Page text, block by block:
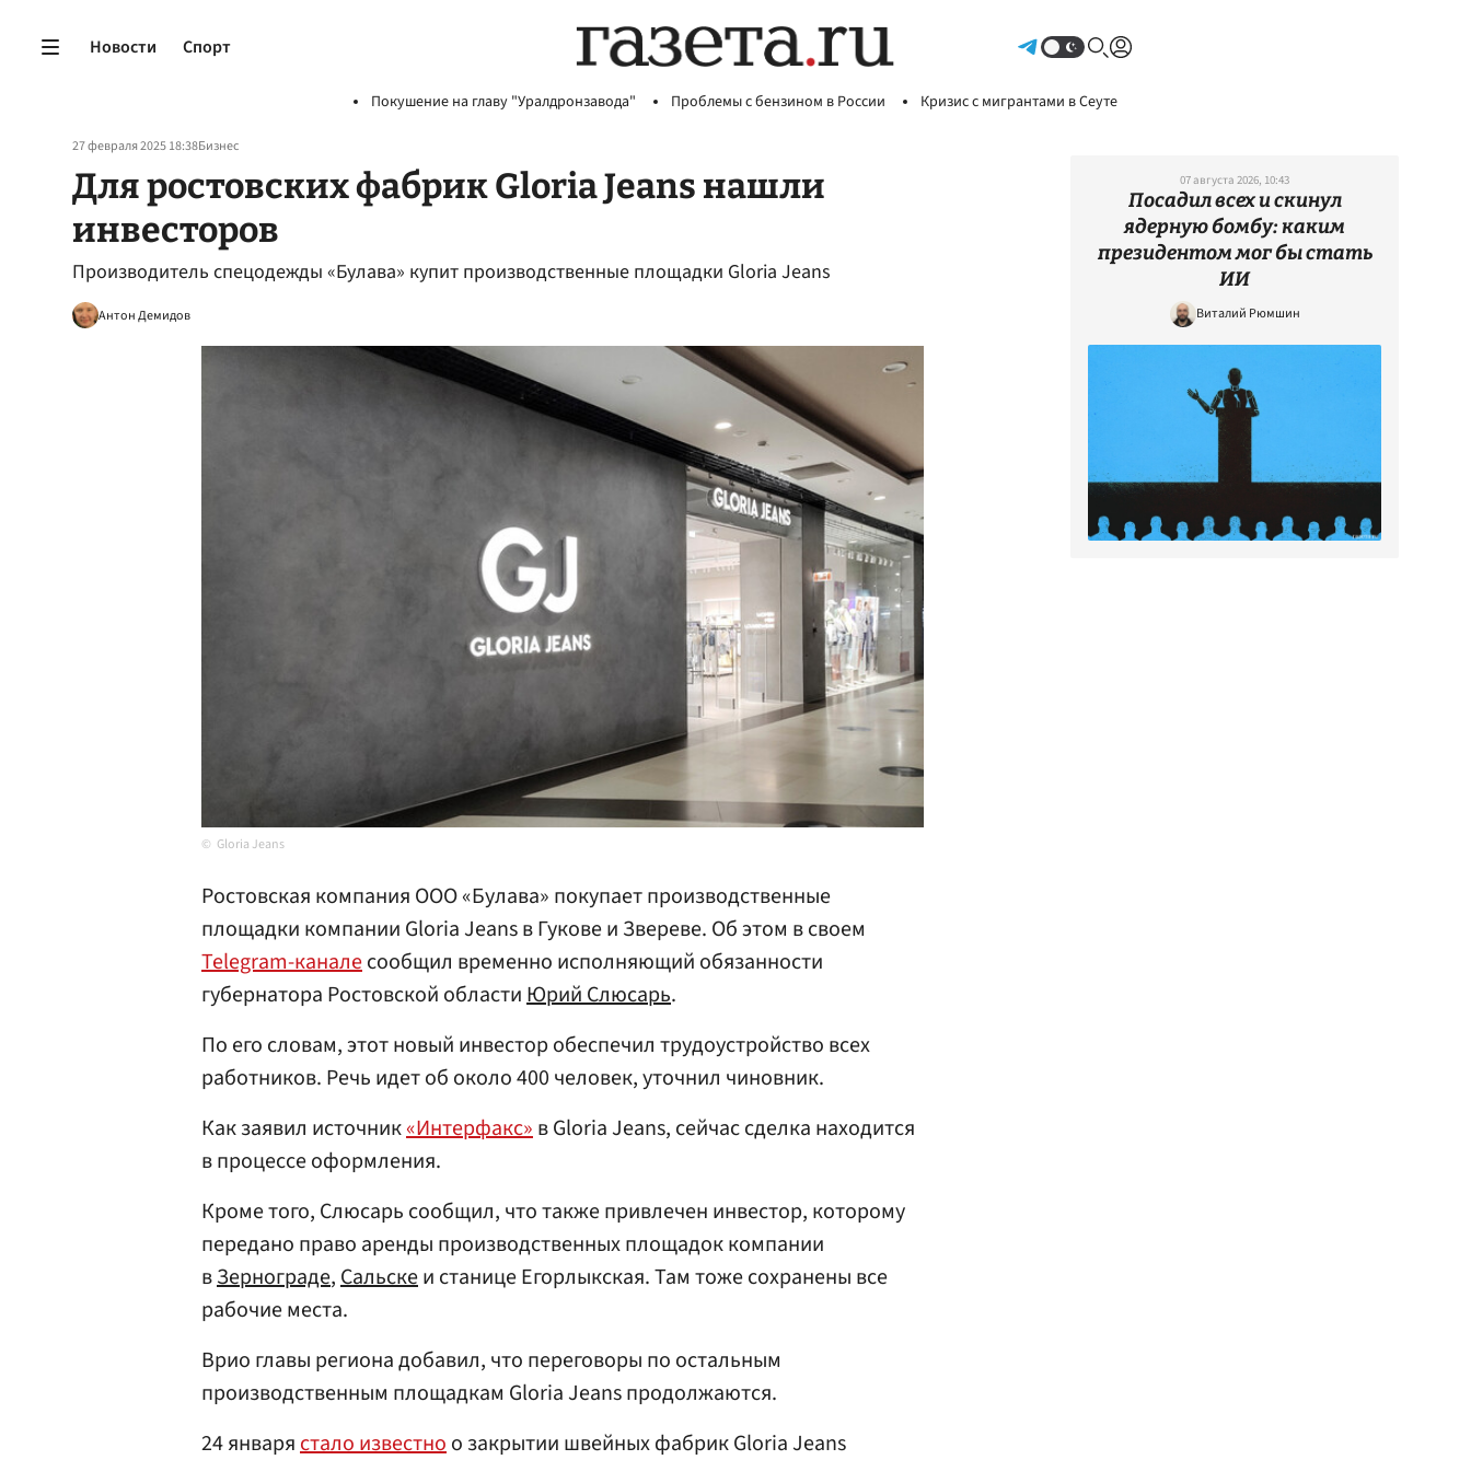
Новости Спорт
Покушение на главу "Уралдронзавода" Проблемы с бензином в России Кризис с мигрантами в Сеуте
27 февраля 2025 18:38Бизнес
Для ростовских фабрик Gloria Jeans нашли
инвесторов
Производитель спецодежды «Булава» купит производственные площадки Gloria Jeans
Антон Демидов
Gloria Jeans
Ростовская компания ООО «Булава» покупает производственные
площадки компании Gloria Jeans в Гукове и Звереве. Об этом в своем
Telegram-каналесообщил временно исполняющий обязанности
губернатора Ростовской областиЮрий Слюсарь.
По его словам, этот новый инвестор обеспечил трудоустройство всех
работников. Речь идет об около 400 человек, уточнил чиновник.
Как заявил источник«Интерфакс»в Gloria Jeans, сейчас сделка находится
в процессе оформления.
Кроме того, Слюсарь сообщил, что также привлечен инвестор, которому
передано право аренды производственных площадок компании
вЗернограде,Сальскеи станице Егорлыкская. Там тоже сохранены все
рабочие места.
Врио главы региона добавил, что переговоры по остальным
производственным площадкам Gloria Jeans продолжаются.
24 январястало известноо закрытии швейных фабрик Gloria Jeans
07 августа 2026, 10:43
Посадил всех и скинул
ядерную бомбу: каким
президентом мог бы стать
ИИ
Виталий Рюмшин